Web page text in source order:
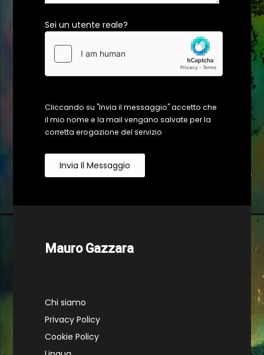
Sei un utente reale?
Cliccando su "Invia il messaggio" accetto che
il mio nome e la mail vengano salvate per la
corretta erogazione del servizio
Invia Il Messaggio
Mauro Gazzara
Chi siamo
Privacy Policy
Cookie Policy